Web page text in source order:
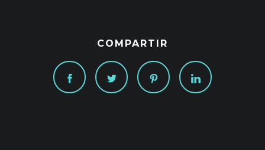
COMPARTIR